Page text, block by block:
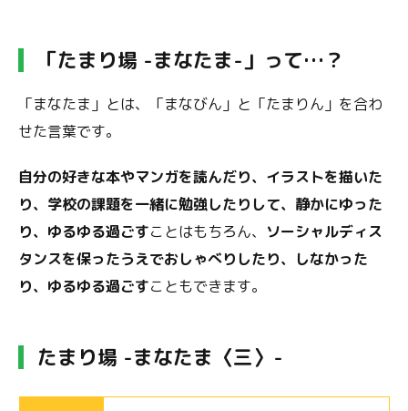
「たまり場 -まなたま- 」って…？
「まなたま」とは、「まなびん」と「たまりん」を合わ
せた言葉です。
自分の好きな本やマンガを読んだり、イラストを描いた
り、学校の課題を一緒に勉強したりして、静かにゆった
り、ゆるゆる過ごすことはもちろん、 ソーシャルディス
タンスを保ったうえでおしゃべりしたり、しなかった
り、ゆるゆる過ごすこともできます。
たまり場 -まなたま〈三〉-